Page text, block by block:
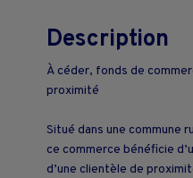
Description
À céder, fonds de
proximité
Situé dans une commune
ce commerce bénéficie
d’une clientèle de